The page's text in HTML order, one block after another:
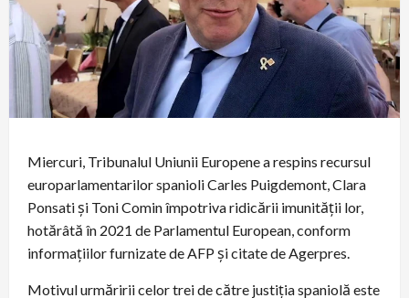
Miercuri, Tribunalul Uniunii Europene a respins recursul
europarlamentarilor spanioli Carles Puigdemont, Clara
Ponsati şi Toni Comin împotriva ridicării imunităţii lor,
hotărâtă în 2021 de Parlamentul European, conform
informațiilor furnizate de AFP și citate de Agerpres.
Motivul urmăririi celor trei de către justiţia spaniolă este